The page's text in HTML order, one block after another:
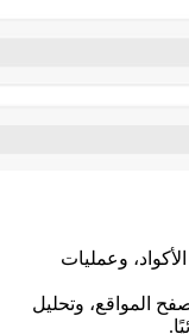
وعمليات
المواقع، وتحليل